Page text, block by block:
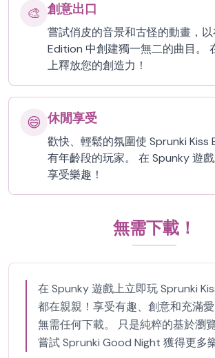
🎨 創意出口
嘗試俏皮的音景和古怪的動畫，以
Edition 中創建獨一無二的曲目。
上釋放您的創造力！
😄 休閒享受
歡快、輕鬆的氛圍使 Sprunki Kiss
有年齡段的玩家。 在 Spunky 遊
享受樂趣！
無需下載！
在 Spunky 遊戲上立即玩 Sprunki
都在親親！享受有趣、創意和充滿愛
無需任何下載。 只是純粹的基於瀏
嘗試 Sprunki Good Night 獲得更多樂